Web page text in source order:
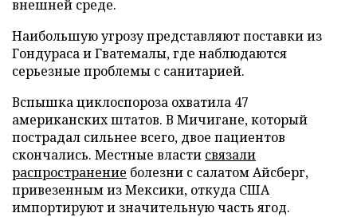
внешней среде.
Наибольшую угрозу представляют поставки из
Гондураса и Гватемалы, где наблюдаются
серьезные проблемы с санитарией.
Вспышка циклоспороза охватила 47
американских штатов. В Мичигане, который
пострадал сильнее всего, двое пациентов
скончались. Местные власти связали
распространение болезни с салатом Айсберг,
привезенным из Мексики, откуда США
импортируют и значительную часть ягод.